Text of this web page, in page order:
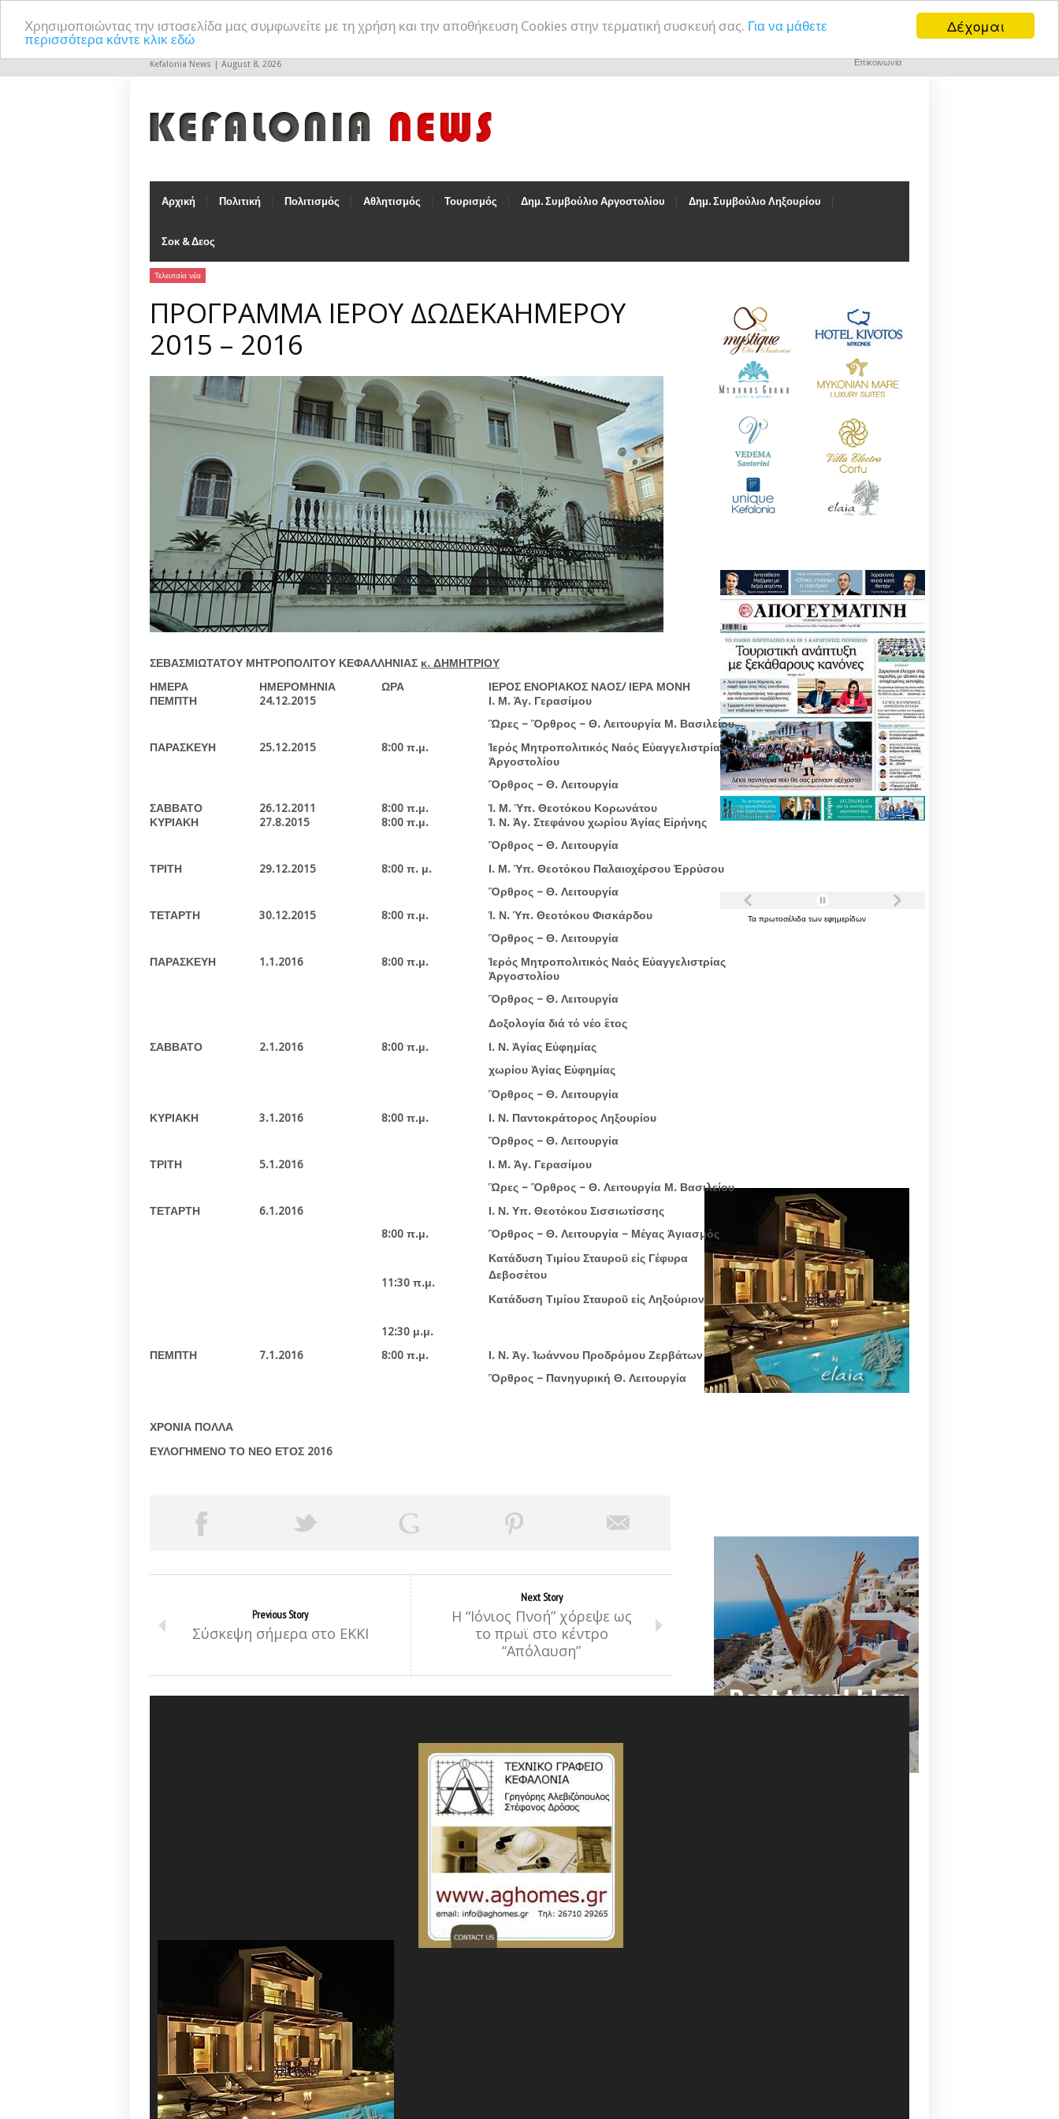
Δέχομαι
Χρησιμοποιώντας την ιστοσελίδα μας συμφωνείτε με τη χρήση και την αποθήκευση Cookies στην τερματική συσκευή σας. Για να μάθετε
περισσότερα κάντε κλικ εδώ
Kefalonia News | August 8, 2026 Επικοινωνία
Αρχική Πολιτική Πολιτισμός Αθλητισμός Τουρισμός Δημ. Συμβούλιο Αργοστολίου Δημ. Συμβούλιο Ληξουρίου
Σοκ & Δεος
Τελευταία νέα
ΠΡΟΓΡΑΜΜΑ ΙΕΡΟΥ ΔΩΔΕΚΑΗΜΕΡΟΥ
2015 – 2016
ΣΕΒΑΣΜΙΩΤΑΤΟΥ ΜΗΤΡΟΠΟΛΙΤΟΥ ΚΕΦΑΛΛΗΝΙΑΣ κ. ΔΗΜΗΤΡΙΟΥ
ΗΜΕΡΑ
ΗΜΕΡΟΜΗΝΙΑ ΩΡΑ
ΙΕΡΟΣ ΕΝΟΡΙΑΚΟΣ ΝΑΟΣ/ ΙΕΡΑ ΜΟΝΗ
ΠΕΜΠΤΗ
24.12.2015
Ι. Μ. Ἁγ. Γερασίμου
Ὣρες – Ὂρθρος – Θ. Λειτουργία Μ. Βασιλείου
ΠΑΡΑΣΚΕΥΗ
25.12.2015 8:00 π.μ.
Ἱερός Μητροπολιτικός Ναός Εὐαγγελιστρίας
Ἀργοστολίου
Ὂρθρος – Θ. Λειτουργία
ΣΑΒΒΑΤΟ
26.12.2011 8:00 π.μ.
Ἱ. Μ. Ὑπ. Θεοτόκου Κορωνάτου
ΚΥΡΙΑΚΗ
27.8.2015 8:00 π.μ.
Ἱ. Ν. Ἁγ. Στεφάνου χωρίου Ἁγίας Εἰρήνης
Ὂρθρος – Θ. Λειτουργία
ΤΡΙΤΗ
29.12.2015 8:00 π. μ.
Ι. Μ. Ὑπ. Θεοτόκου Παλαιοχέρσου Ἐρρύσου
Ὂρθρος – Θ. Λειτουργία
ΤΕΤΑΡΤΗ
30.12.2015 8:00 π.μ.
Ἱ. Ν. Ὑπ. Θεοτόκου Φισκάρδου
Ὂρθρος – Θ. Λειτουργία
ΠΑΡΑΣΚΕΥΗ
1.1.2016 8:00 π.μ.
Ἱερός Μητροπολιτικός Ναός Εὐαγγελιστρίας
Ἀργοστολίου
Ὂρθρος – Θ. Λειτουργία
Δοξολογία διά τό νέο ἒτος
ΣΑΒΒΑΤΟ
2.1.2016 8:00 π.μ.
Ι. Ν. Ἁγίας Εὐφημίας
χωρίου Ἁγίας Εὐφημίας
Ὂρθρος – Θ. Λειτουργία
ΚΥΡΙΑΚΗ
3.1.2016 8:00 π.μ.
Ι. Ν. Παντοκράτορος Ληξουρίου
Ὂρθρος – Θ. Λειτουργία
ΤΡΙΤΗ
5.1.2016
Ι. Μ. Ἁγ. Γερασίμου
Ὣρες – Ὂρθρος – Θ. Λειτουργία Μ. Βασιλείου
ΤΕΤΑΡΤΗ
6.1.2016
8:00 π.μ.
11:30 π.μ.
12:30 μ.μ.
Ι. Ν. Υπ. Θεοτόκου Σισσιωτίσσης
Ὂρθρος – Θ. Λειτουργία – Μέγας Ἁγιασμός
Κατάδυση Τιμίου Σταυροῦ εἰς Γέφυρα
Δεβοσέτου
Κατάδυση Τιμίου Σταυροῦ εἰς Ληξούριον
ΠΕΜΠΤΗ 7.1.2016 8:00 π.μ.
Ι. Ν. Ἁγ. Ἰωάννου Προδρόμου Ζερβάτων
Ὂρθρος – Πανηγυρική Θ. Λειτουργία
ΧΡΟΝΙΑ ΠΟΛΛΑ
ΕΥΛΟΓΗΜΕΝΟ ΤΟ ΝΕΟ ΕΤΟΣ 2016
Previous Story
Σύσκεψη σήμερα στο ΕΚΚΙ
Next Story
H “Ιόνιος Πνοή” χόρεψε ως
το πρωϊ στο κέντρο
“Απόλαυση”
Τα πρωτοσέλιδα των εφημερίδων